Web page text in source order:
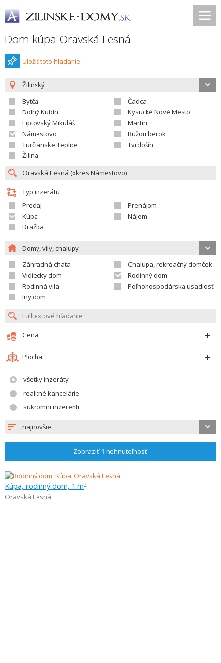
Dom kúpa Oravská Lesná
Uložiť toto hladanie
Žilinský
Bytča
Čadca
Dolný Kubín
Kysucké Nové Mesto
Liptovský Mikuláš
Martin
Námestovo
Ružomberok
Turčianske Teplice
Tvrdošín
Žilina
Typ inzerátu
Predaj
Prenájom
Kúpa
Nájom
Dražba
Domy, vily, chalupy
Záhradná chata
Chalupa, rekreačný domček
Vidiecky dom
Rodinný dom
Rodinná vila
Poľnohospodárska usadlosť
Iný dom
Cena
Plocha
všetky inzeráty
realitné kancelárie
súkromní inzerenti
najnovšie
Zobraziť1 nehnuteľností
Kúpa, rodinný dom, 1 m2
Oravská Lesná